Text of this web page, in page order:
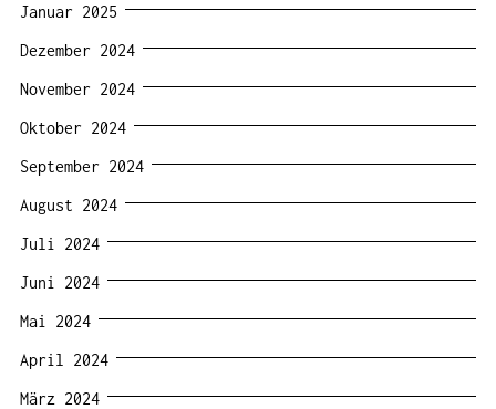
Januar 2025
Dezember 2024
November 2024
Oktober 2024
September 2024
August 2024
Juli 2024
Juni 2024
Mai 2024
April 2024
März 2024